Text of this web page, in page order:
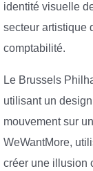
identité visuelle
secteur artistique
comptabilité.
Le Brussels
utilisant un
mouvement sur
WeWantMore,
créer une illusion